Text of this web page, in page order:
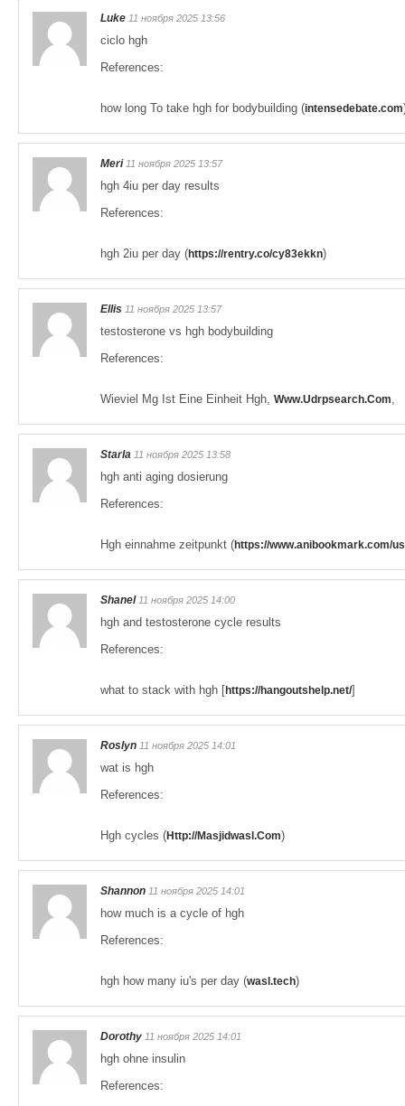
Luke 11 ноября 2025 13:56
ciclo hgh
References:
how long To take hgh for bodybuilding (intensedebate.com
Meri11 ноября 2025 13:57
hgh 4iu per day results
References:
hgh 2iu per day (https://rentry.co/cy83ekkn)
Ellis 11 ноября 2025 13:57
testosterone vs hgh bodybuilding
References:
Wieviel Mg Ist Eine Einheit Hgh, Www.Udrpsearch.Com,
Starla 11 ноября 2025 13:58
hgh anti aging dosierung
References:
Hgh einnahme zeitpunkt (https://www.anibookmark.com/
Shanel11 ноября 2025 14:00
hgh and testosterone cycle results
References:
what to stack with hgh [https://hangoutshelp.net/]
Roslyn 11 ноября 2025 14:01
wat is hgh
References:
Hgh cycles (Http://Masjidwasl.Com)
Shannon 11 ноября 2025 14:01
how much is a cycle of hgh
References:
hgh how many iu's per day (wasl.tech)
Dorothy 11 ноября 2025 14:01
hgh ohne insulin
References: